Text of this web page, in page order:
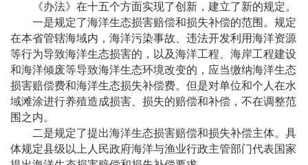
《办法》在十五个方面实现了创新，建立了新的规定。
一是规定了海洋生态损害赔偿和损失补偿的范围。规定
在本省管辖海域内，海洋污染事故、违法开发利用海洋资源
等行为导致海洋生态损害的，以及海洋工程、海岸工程建设
和海洋倾废等导致海洋生态环境改变的，应当缴纳海洋生态
损害赔偿费和海洋生态损失补偿费。但是对单位和个人在水
域滩涂进行养殖造成损害、损失的赔偿和补偿，不在调整范
围之内。
二是规定了提出海洋生态损害赔偿和损失补偿主体。具
体规定县级以上人民政府海洋与渔业行政主管部门代表国家